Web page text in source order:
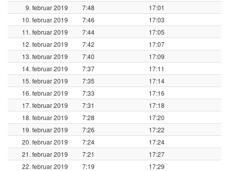
9. februar 2019
7:48
17:01
10. februar 2019
7:46
17:03
11. februar 2019
7:44
17:05
12. februar 2019
7:42
17:07
13. februar 2019
7:40
17:09
14. februar 2019
7:37
17:11
15. februar 2019
7:35
17:14
16. februar 2019
7:33
17:16
17. februar 2019
7:31
17:18
18. februar 2019
7:28
17:20
19. februar 2019
7:26
17:22
20. februar 2019
7:24
17:24
21. februar 2019
7:21
17:27
22. februar 2019
7:19
17:29